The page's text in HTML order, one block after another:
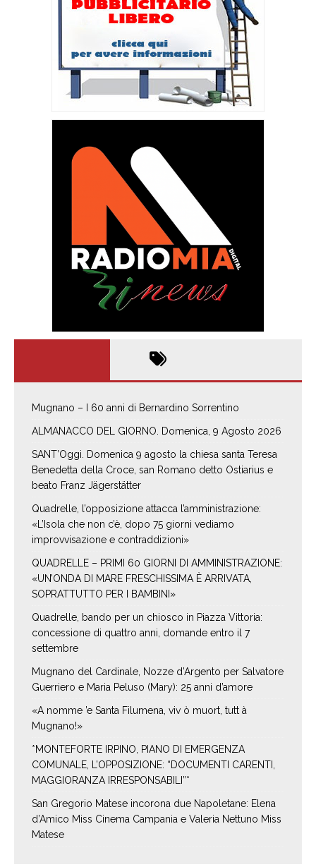
Mugnano – I 60 anni di Bernardino Sorrentino
ALMANACCO DEL GIORNO. Domenica, 9 Agosto 2026
SANT’Oggi. Domenica 9 agosto la chiesa santa Teresa
Benedetta della Croce, san Romano detto Ostiarius e
beato Franz Jägerstätter
Quadrelle, l’opposizione attacca l’amministrazione:
«L’Isola che non c’è, dopo 75 giorni vediamo
improvvisazione e contraddizioni»
QUADRELLE – PRIMI 60 GIORNI DI AMMINISTRAZIONE:
«UN’ONDA DI MARE FRESCHISSIMA È ARRIVATA,
SOPRATTUTTO PER I BAMBINI»
Quadrelle, bando per un chiosco in Piazza Vittoria:
concessione di quattro anni, domande entro il 7
settembre
Mugnano del Cardinale, Nozze d’Argento per Salvatore
Guerriero e Maria Peluso (Mary): 25 anni d’amore
«A nomme ’e Santa Filumena, viv ò muort, tutt à
Mugnano!»
*MONTEFORTE IRPINO, PIANO DI EMERGENZA
COMUNALE, L’OPPOSIZIONE: “DOCUMENTI CARENTI,
MAGGIORANZA IRRESPONSABILI”*
San Gregorio Matese incorona due Napoletane: Elena
d’Amico Miss Cinema Campania e Valeria Nettuno Miss
Matese